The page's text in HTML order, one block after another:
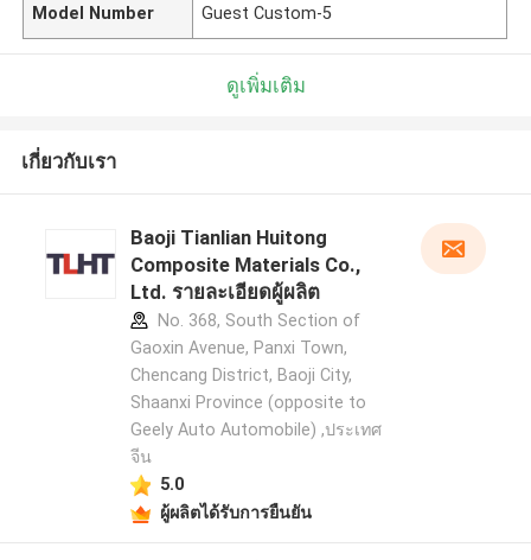
Model Number Guest Custom-5
ดูเพิ่มเติม
เกี่ยวกับเรา
Baoji Tianlian Huitong
Composite Materials Co.,
Ltd. รายละเอียดผู้ผลิต
No. 368, South Section of
Gaoxin Avenue, Panxi Town,
Chencang District, Baoji City,
Shaanxi Province (opposite to
Geely Auto Automobile) ,ประเทศ
จีน
5.0
ผู้ผลิตได้รับการยืนยัน